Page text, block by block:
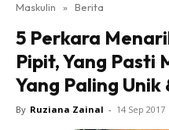
Maskulin » Berita
5 Perkara
Pipit, Yang Pasti
Yang Paling Unik
By Ruziana Zainal - 14 Sep 2017